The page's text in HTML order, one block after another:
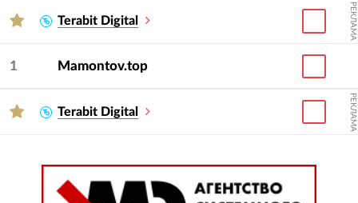
Terabit Digital РЕКЛАМА
1 Mamontov.top
Terabit Digital РЕКЛАМА